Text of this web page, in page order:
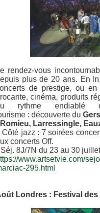
rendez-vous
plus de 20 ans. En
de prestige, ou
cinéma, produits
rythme endiablé
: découverte du Gers
Romieu, Larressingle,
Côté jazz : 7 soirées
concerts Off.
Séj. 8J/7N du 23 au 30
www.artsetvie.com/
295.html
Londres : Festival